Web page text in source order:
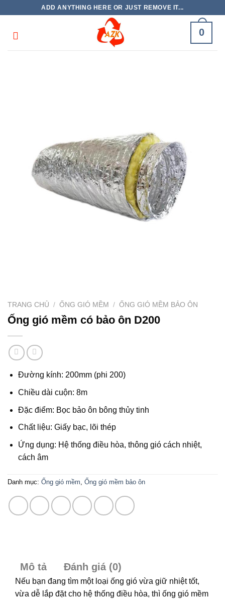
content
ADD ANYTHING HERE OR JUST REMOVE IT...
0
TRANG CHỦ / ỐNG GIÓ MỀM / ỐNG GIÓ MỀM BẢO ÔN
Ống gió mềm có bảo ôn D200
Đường kính: 200mm (phi 200)
Chiều dài cuộn: 8m
Đặc điểm: Bọc bảo ôn bông thủy tinh
Chất liệu: Giấy bạc, lõi thép
Ứng dụng: Hệ thống điều hòa, thông gió cách nhiệt,
cách âm
Danh mục: Ống gió mềm Ống gió mềm bảo ôn
Mô tả Đánh giá (0)
Nếu bạn đang tìm một loại ống gió vừa giữ nhiệt tốt,
vừa dễ lắp đặt cho hệ thống điều hòa, thì ống gió mềm